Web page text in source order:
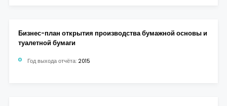
Бизнес-план открытия производства бумажной основы и
туалетной бумаги
Год выхода отчёта: 2015